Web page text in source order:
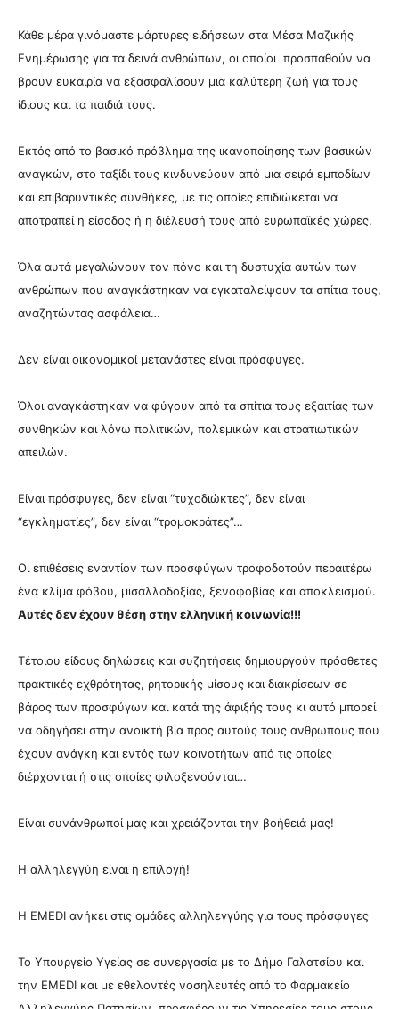
Κάθε μέρα γινόμαστε μάρτυρες ειδήσεων στα Μέσα Μαζικής
Ενημέρωσης για τα δεινά ανθρώπων, οι οποίοι προσπαθούν να
βρουν ευκαιρία να εξασφαλίσουν μια καλύτερη ζωή για τους
ίδιους και τα παιδιά τους.
Εκτός από το βασικό πρόβλημα της ικανοποίησης των βασικών
αναγκών, στο ταξίδι τους κινδυνεύουν από μια σειρά εμποδίων
και επιβαρυντικές συνθήκες, με τις οποίες επιδιώκεται να
αποτραπεί η είσοδος ή η διέλευσή τους από ευρωπαϊκές χώρες.
Όλα αυτά μεγαλώνουν τον πόνο και τη δυστυχία αυτών των
ανθρώπων που αναγκάστηκαν να εγκαταλείψουν τα σπίτια τους,
αναζητώντας ασφάλεια…
Δεν είναι οικονομικοί μετανάστες είναι πρόσφυγες.
Όλοι αναγκάστηκαν να φύγουν από τα σπίτια τους εξαιτίας των
συνθηκών και λόγω πολιτικών, πολεμικών και στρατιωτικών
απειλών.
Είναι πρόσφυγες, δεν είναι “τυχοδιώκτες”, δεν είναι
“εγκληματίες”, δεν είναι “τρομοκράτες”…
Οι επιθέσεις εναντίον των προσφύγων τροφοδοτούν περαιτέρω
ένα κλίμα φόβου, μισαλλοδοξίας, ξενοφοβίας και αποκλεισμού.
Αυτές δεν έχουν θέση στην ελληνική κοινωνία!!!
Τέτοιου είδους δηλώσεις και συζητήσεις δημιουργούν πρόσθετες
πρακτικές εχθρότητας, ρητορικής μίσους και διακρίσεων σε
βάρος των προσφύγων και κατά της άφιξής τους κι αυτό μπορεί
να οδηγήσει στην ανοικτή βία προς αυτούς τους ανθρώπους που
έχουν ανάγκη και εντός των κοινοτήτων από τις οποίες
διέρχονται ή στις οποίες φιλοξενούνται…
Είναι συνάνθρωποί μας και χρειάζονται την βοήθειά μας!
Η αλληλεγγύη είναι η επιλογή!
Η EMEDI ανήκει στις ομάδες αλληλεγγύης για τους πρόσφυγες
Το Υπουργείο Υγείας σε συνεργασία με το Δήμο Γαλατσίου και
την EMEDI και με εθελοντές νοσηλευτές από το Φαρμακείο